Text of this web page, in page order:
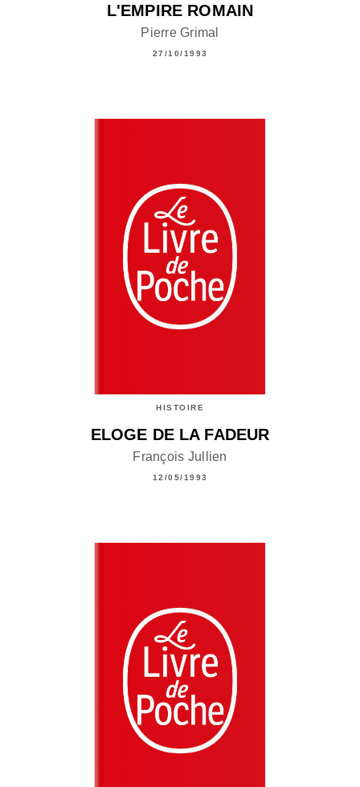
L'EMPIRE ROMAIN
Pierre Grimal
27/10/1993
HISTOIRE
ELOGE DE LA FADEUR
François Jullien
12/05/1993